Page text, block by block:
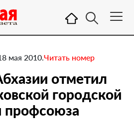
мая 2010.Читать номер
отметил
городской
профсоюза